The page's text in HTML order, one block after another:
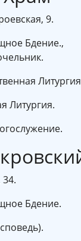
9.
Бдение.,
Литургия.
Бдение.